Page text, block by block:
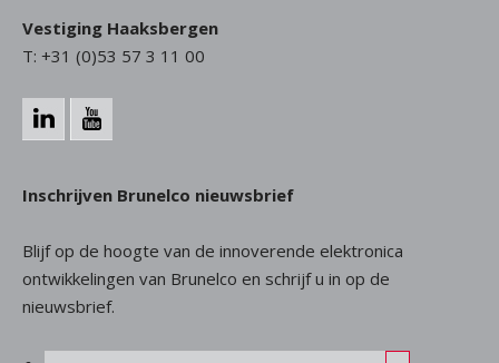
Vestiging Haaksbergen
T: +31 (0)53 57 3 11 00
Inschrijven Brunelco nieuwsbrief
Blijf op de hoogte van de innoverende elektronica
ontwikkelingen van Brunelco en schrijf u in op de
nieuwsbrief.